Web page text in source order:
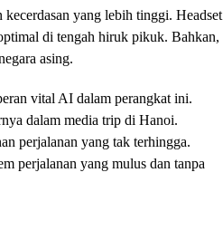
yang lebih tinggi. Headset
di tengah hiruk pikuk. Bahkan,
asing.
vital AI dalam perangkat ini.
dalam media trip di Hanoi.
perjalanan yang tak terhingga.
perjalanan yang mulus dan tanpa